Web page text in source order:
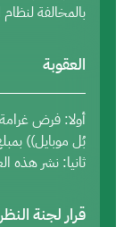
بالمخالفة
العقوبة
أولا: فرض
بُل موبايل)) بمبلغ قدره
ثانيا: نشر هذه
قرار لجنة